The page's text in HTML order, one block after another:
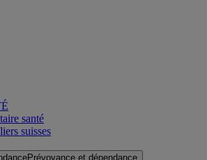
santé
suisses
Prévoyance et dépendance